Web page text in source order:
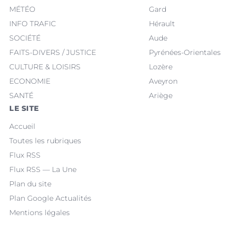
MÉTÉO
INFO TRAFIC
SOCIÉTÉ
FAITS-DIVERS / JUSTICE
CULTURE & LOISIRS
ECONOMIE
SANTÉ
Gard
Hérault
Aude
Pyrénées-Orientales
Lozère
Aveyron
Ariège
LE SITE
Accueil
Toutes les rubriques
Flux RSS
Flux RSS — La Une
Plan du site
Plan Google Actualités
Mentions légales